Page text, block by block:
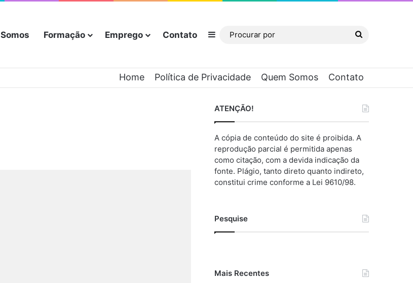
Formação Emprego Contato Barra Lateral
Home Política de Privacidade Quem Somos Contato
ATENÇÃO!
A cópia de conteúdo do site é proibida. A
reprodução parcial é permitida apenas
como citação, com a devida indicação da
fonte. Plágio, tanto direto quanto indireto,
constitui crime conforme a Lei 9610/98.
Pesquise
Mais Recentes